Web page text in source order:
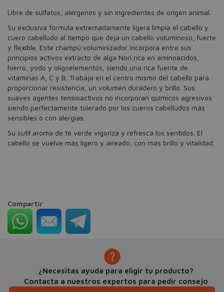
Libre de sulfatos, alérgenos y sin ingredientes de origen animal.
Su exclusiva fórmula extremadamente ligera limpia el cabello y
cuero cabelludo al tiempo que deja un cabello voluminoso, fuerte
y flexible. Este champú voluminizador incorpora entre sus
principios activos extracto de alga Nori rica en aminoácidos,
hierro, yodo y oligoelementos, siendo una rica fuente de
vitaminas A, C y B. Trabaja en el centro mismo del cabello para
proporcionar resistencia, un volumen duradero y brillo. Sus
suaves agentes tensioactivos no incorporan químicos agresivos
siendo perfectamente tolerado por los cueros cabelludos más
sensibles o con alergias.
Su sutil aroma de té verde vigoriza y refresca los sentidos. El
cabello se vuelve más ligero y aireado, con más brillo y vitalidad.
Compartir
¿Necesitas ayuda para eligir tu producto?
Contacta a nuestros expertos para pedir consejo